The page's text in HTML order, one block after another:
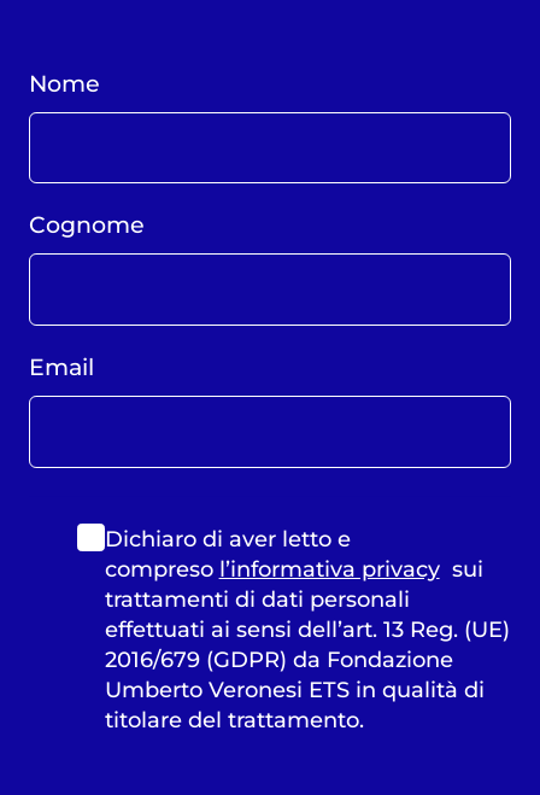
Nome
Cognome
Email
Dichiaro di aver letto e
compreso l’informativa privacysui
trattamenti di dati personali
effettuati ai sensi dell’art. 13 Reg. (UE)
2016/679 (GDPR) da Fondazione
Umberto Veronesi ETS in qualità di
titolare del trattamento.